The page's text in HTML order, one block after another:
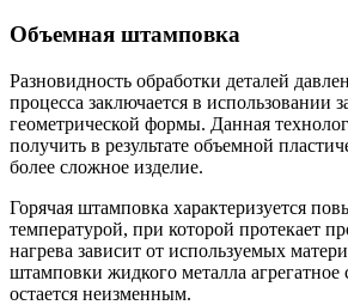
Объемная штамповка
Разновидность обработки деталей
процесса заключается в использовании
геометрической формы. Данная
получить в результате объемной
более сложное изделие.
Горячая штамповка характеризуется
температурой, при которой протекает
нагрева зависит от используемых
штамповки жидкого металла агрегатное
остается неизменным.